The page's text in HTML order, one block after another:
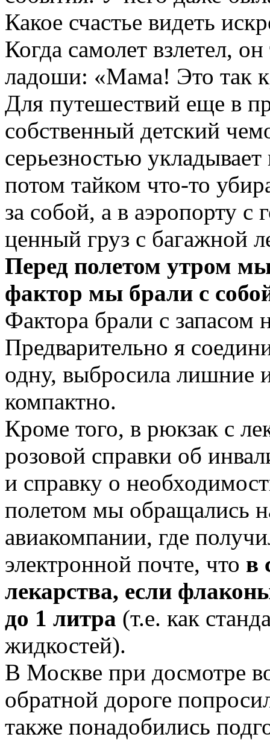
Какое счастье видеть
Когда самолет взлетел,
ладоши: «Мама! Это так
Для путешествий еще в
собственный детский
серьезностью
потом тайком что-то
за собой, а в аэропорту с
ценный груз с багажной
Перед полетом утром
фактор мы брали с
Фактора брали с запасом
Предварительно я
одну, выбросила лишние
компактно.
Кроме того, в рюкзак с
розовой справки об
и справку о
полетом мы обращались
авиакомпании, где
электронной почте, что в
лекарства, если
до 1 литра (т.е. как
жидкостей).
В Москве при досмотре
обратной дороге
также понадобились